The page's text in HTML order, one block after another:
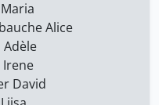
Alice
Adèle
David